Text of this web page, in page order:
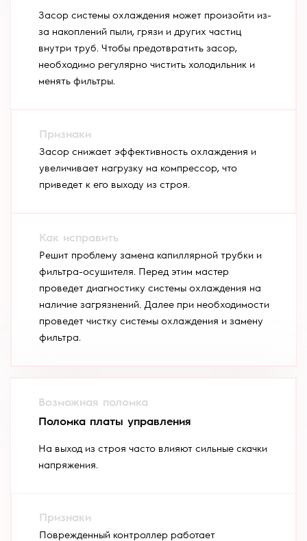
Засор системы охлаждения может произойти из-
за накоплений пыли, грязи и других частиц
внутри труб. Чтобы предотвратить засор,
необходимо регулярно чистить холодильник и
менять фильтры.
Засор снижает эффективность охлаждения и
увеличивает нагрузку на компрессор, что
приведет к его выходу из строя.
Решит проблему замена капиллярной трубки и
фильтра-осушителя. Перед этим мастер
проведет диагностику системы охлаждения на
наличие загрязнений. Далее при необходимости
проведет чистку системы охлаждения и замену
фильтра.
Поломка платы управления
На выход из строя часто влияют сильные скачки
напряжения.
Поврежденный контроллер работает